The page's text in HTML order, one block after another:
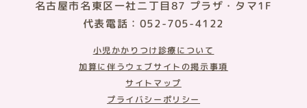
名古屋市名東区一社二丁目87 プラザ・タマ1F
代表電話：052-705-4122
小児かかりつけ診療について
加算に伴うウェブサイトの掲示事項
サイトマップ
プライバシーポリシー